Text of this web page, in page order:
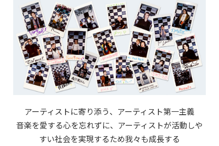
アーティストに寄り添う、アーティスト第一主義
音楽を愛する心を忘れずに、アーティストが活動しや
すい社会を実現するため我々も成長する